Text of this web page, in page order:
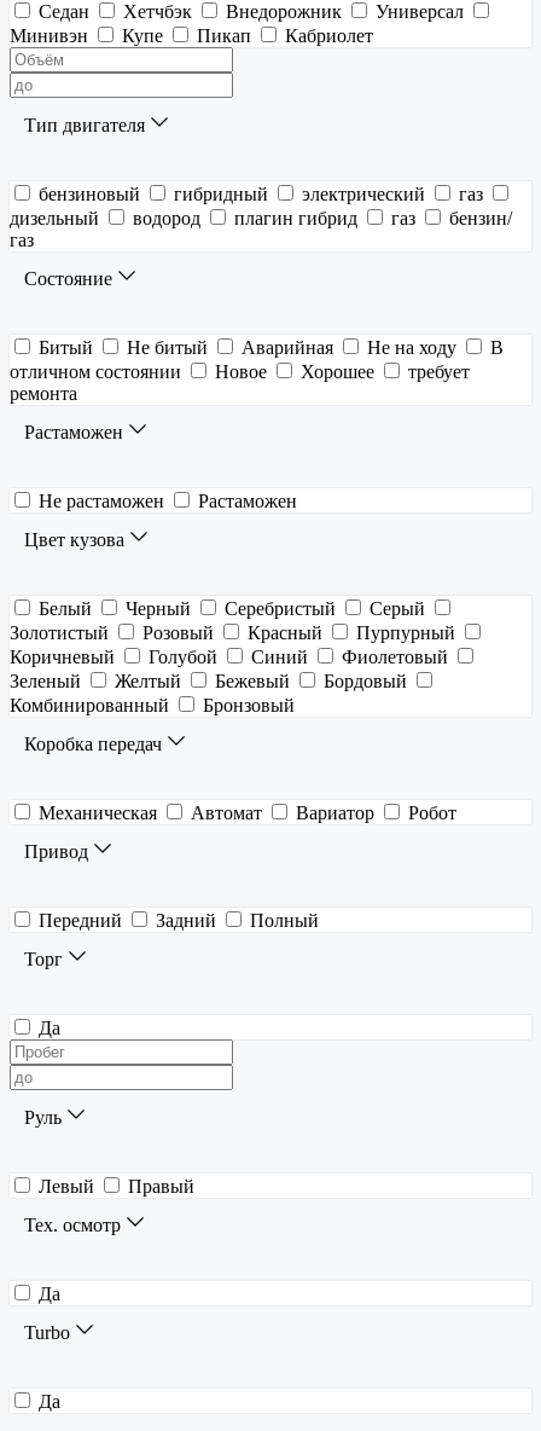
Седан Хетчбэк Внедорожник
Универсал
Минивэн
Купе Пикап Кабриолет
Тип двигателя
бензиновый гибридный электрический
газ
дизельный
водород плагин гибрид газ
бензин/
газ
Состояние
Битый Не битый Аварийная Не на ходу
В
отличном состоянии
Новое Хорошее
требует
ремонта
Растаможен
Не растаможен
Растаможен
Цвет кузова
Белый Черный Серебристый
Серый
Золотистый
Розовый Красный
Пурпурный
Коричневый
Голубой Синий
Фиолетовый
Зеленый
Желтый Бежевый
Бордовый
Комбинированный
Бронзовый
Коробка передач
Механическая Автомат Вариатор
Робот
Привод
Передний Задний
Полный
Торг
Да
Руль
Левый
Правый
Тех. осмотр
Да
Turbo
Да